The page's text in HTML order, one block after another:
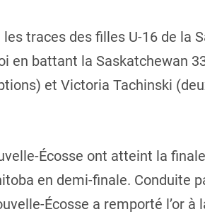
traces des filles U-16 de la
en battant la Saskatchewan
et Victoria Tachinski
Écosse ont atteint la
en demi-finale. Conduite
Écosse a remporté l’or à